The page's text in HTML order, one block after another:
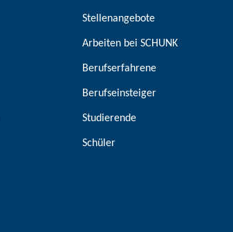
Stellenangebote
Arbeiten bei SCHUNK
Berufserfahrene
Berufseinsteiger
Studierende
Schüler